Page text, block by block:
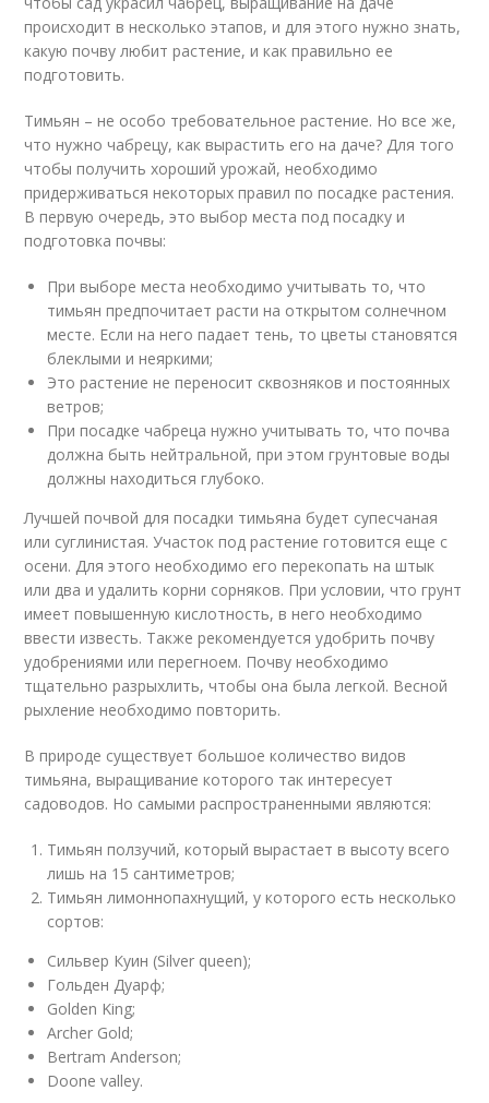
происходит в несколько этапов, и для этого нужно знать,
какую почву любит растение, и как правильно ее
подготовить.
Тимьян – не особо требовательное растение. Но все же,
что нужно чабрецу, как вырастить его на даче? Для того
чтобы получить хороший урожай, необходимо
придерживаться некоторых правил по посадке растения.
В первую очередь, это выбор места под посадку и
подготовка почвы:
При выборе места необходимо учитывать то, что
тимьян предпочитает расти на открытом солнечном
месте. Если на него падает тень, то цветы становятся
блеклыми и неяркими;
Это растение не переносит сквозняков и постоянных
ветров;
При посадке чабреца нужно учитывать то, что почва
должна быть нейтральной, при этом грунтовые воды
должны находиться глубоко.
Лучшей почвой для посадки тимьяна будет супесчаная
или суглинистая. Участок под растение готовится еще с
осени. Для этого необходимо его перекопать на штык
или два и удалить корни сорняков. При условии, что грунт
имеет повышенную кислотность, в него необходимо
ввести известь. Также рекомендуется удобрить почву
удобрениями или перегноем. Почву необходимо
тщательно разрыхлить, чтобы она была легкой. Весной
рыхление необходимо повторить.
В природе существует большое количество видов
тимьяна, выращивание которого так интересует
садоводов. Но самыми распространенными являются:
Тимьян ползучий, который вырастает в высоту всего
лишь на 15 сантиметров;
Тимьян лимоннопахнущий, у которого есть несколько
сортов:
Сильвер Куин (Silver queen);
Гольден Дуарф;
Golden King;
Archer Gold;
Bertram Anderson;
Doone valley.